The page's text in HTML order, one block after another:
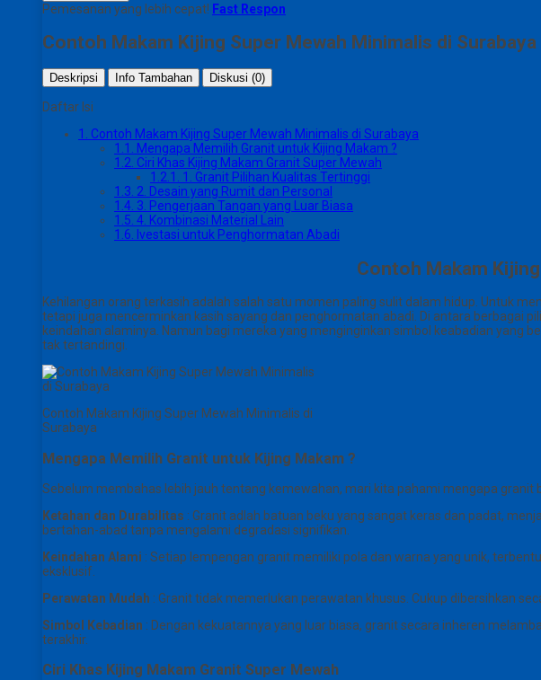
Pemesanan yang lebih cepat! Fast Respon
Contoh Makam Kijing Super Mewah Minimalis di Surabaya
Deskripsi Info Tambahan Diskusi (0)
Daftar Isi
1. Contoh Makam Kijing Super Mewah Minimalis di Surabaya
1.1. Mengapa Memilih Granit untuk Kijing Makam ?
1.2. Ciri Khas Kijing Makam Granit Super Mewah
1.2.1. 1. Granit Pilihan Kualitas Tertinggi
1.3. 2. Desain yang Rumit dan Personal
1.4. 3. Pengerjaan Tangan yang Luar Biasa
1.5. 4. Kombinasi Material Lain
1.6. Ivestasi untuk Penghormatan Abadi
Contoh Makam
Kehilangan orang terkasih adalah salah satu momen paling sulit dalam hidup. Untuk
tetapi juga mencerminkan kasih sayang dan penghormatan abadi. Di antara berbagai
keindahan alaminya. Namun bagi mereka yang menginginkan simbol keabadian
tak tertandingi.
Contoh Makam Kijing Super Mewah Minimalis di
Surabaya
Mengapa Memilih Granit untuk Kijing Makam ?
Sebelum membahas lebih jauh tentang kemewahan, mari kita pahami mengapa
Ketahan dan Durabilitas : Granit adlah batuan beku yang sangat keras dan padat,
bertahan-abad tanpa mengalami degradasi signifikan.
Keindahan Alami : Setiap lempengan granit memiliki pola dan warna yang unik,
eksklusif.
Perawatan Mudah : Granit tidak memerlukan perawatan khusus. Cukup dibersihkan
Simbol Kebadian : Dengan kekuatannya yang luar biasa, granit secara inheren
terakhir.
Ciri Khas Kijing Makam Granit Super Mewah